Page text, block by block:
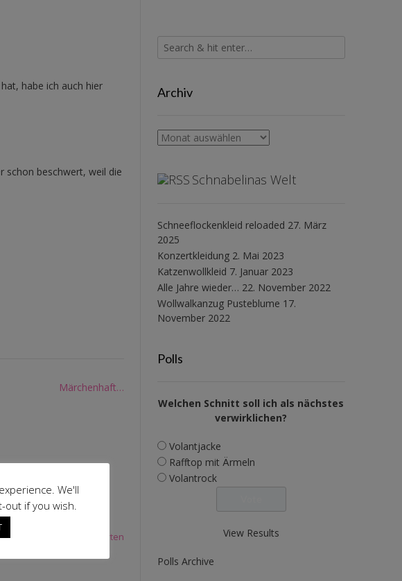
habe ich auch hier
schon beschwert, weil die
Märchenhaft…
zu niedlich.
Antworten
Archiv
Archiv
Schnabelinas Welt
Schneeflockenkleid reloaded 27. März
2025
Konzertkleidung 2. Mai 2023
Katzenwollkleid 7. Januar 2023
Alle Jahre wieder… 22. November 2022
Wollwalkanzug Pusteblume 17.
November 2022
Polls
Welchen Schnitt soll ich als nächstes
verwirklichen?
Volantjacke
Rafftop mit Ärmeln
Volantrock
View Results
Polls Archive
We'll
out if you wish.